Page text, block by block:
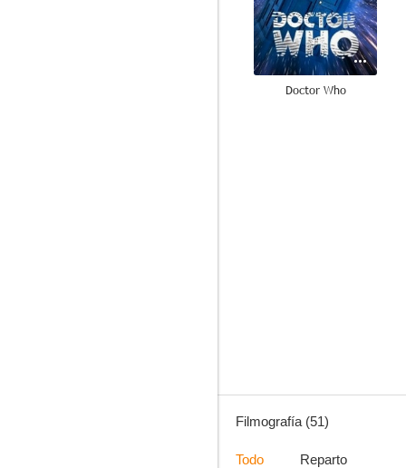
Doctor Who
Filmografía (51)
Todo Reparto